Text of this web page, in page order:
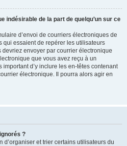
indésirable de la part de quelqu’un sur ce
d’envoi de courriers électroniques de
qui essaient de repérer les utilisateurs
devriez envoyer par courrier électronique
que vous avez reçu à un
important d’y inclure les en-têtes contenant
électronique. Il pourra alors agir en
?
d’organiser et trier certains utilisateurs du